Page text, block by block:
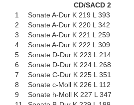
CD/SACD 2
1
Sonate A-Dur K 219 L 393
2
Sonate A-Dur K 220 L 342
3
Sonate A-Dur K 221 L 259
4
Sonate A-Dur K 222 L 309
5
Sonate D-Dur K 223 L 214
6
Sonate D-Dur K 224 L 268
7
Sonate C-Dur K 225 L 351
8
Sonate c-Moll K 226 L 112
9
Sonate h-Moll K 227 L 347